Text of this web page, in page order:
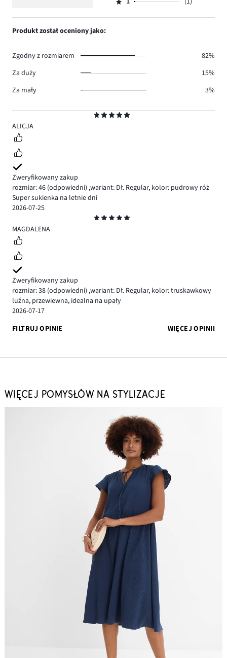
5
ALICJA
Zweryfikowany zakup
rozmiar: 46 (odpowiedni) ,wariant: Dł. Regular, kolor: pudrowy róż
Super sukienka na letnie dni
2026-07-25
5
MAGDALENA
Zweryfikowany zakup
rozmiar: 38 (odpowiedni) ,wariant: Dł. Regular, kolor: truskawkowy
luźna, przewiewna, idealna na upały
2026-07-17
FILTRUJ OPINIE
WIĘCEJ OPINII
2,
Ocena
1,
Produkt został oceniony jako:
Zgodny z rozmiarem
82%
Za duży
15%
Za mały
3%
WIĘCEJ POMYSŁÓW NA STYLIZACJE